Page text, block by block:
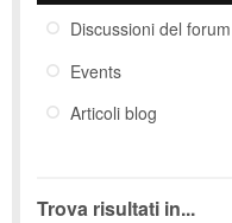
Discussioni del forum
Events
Articoli blog
Trova risultati in...